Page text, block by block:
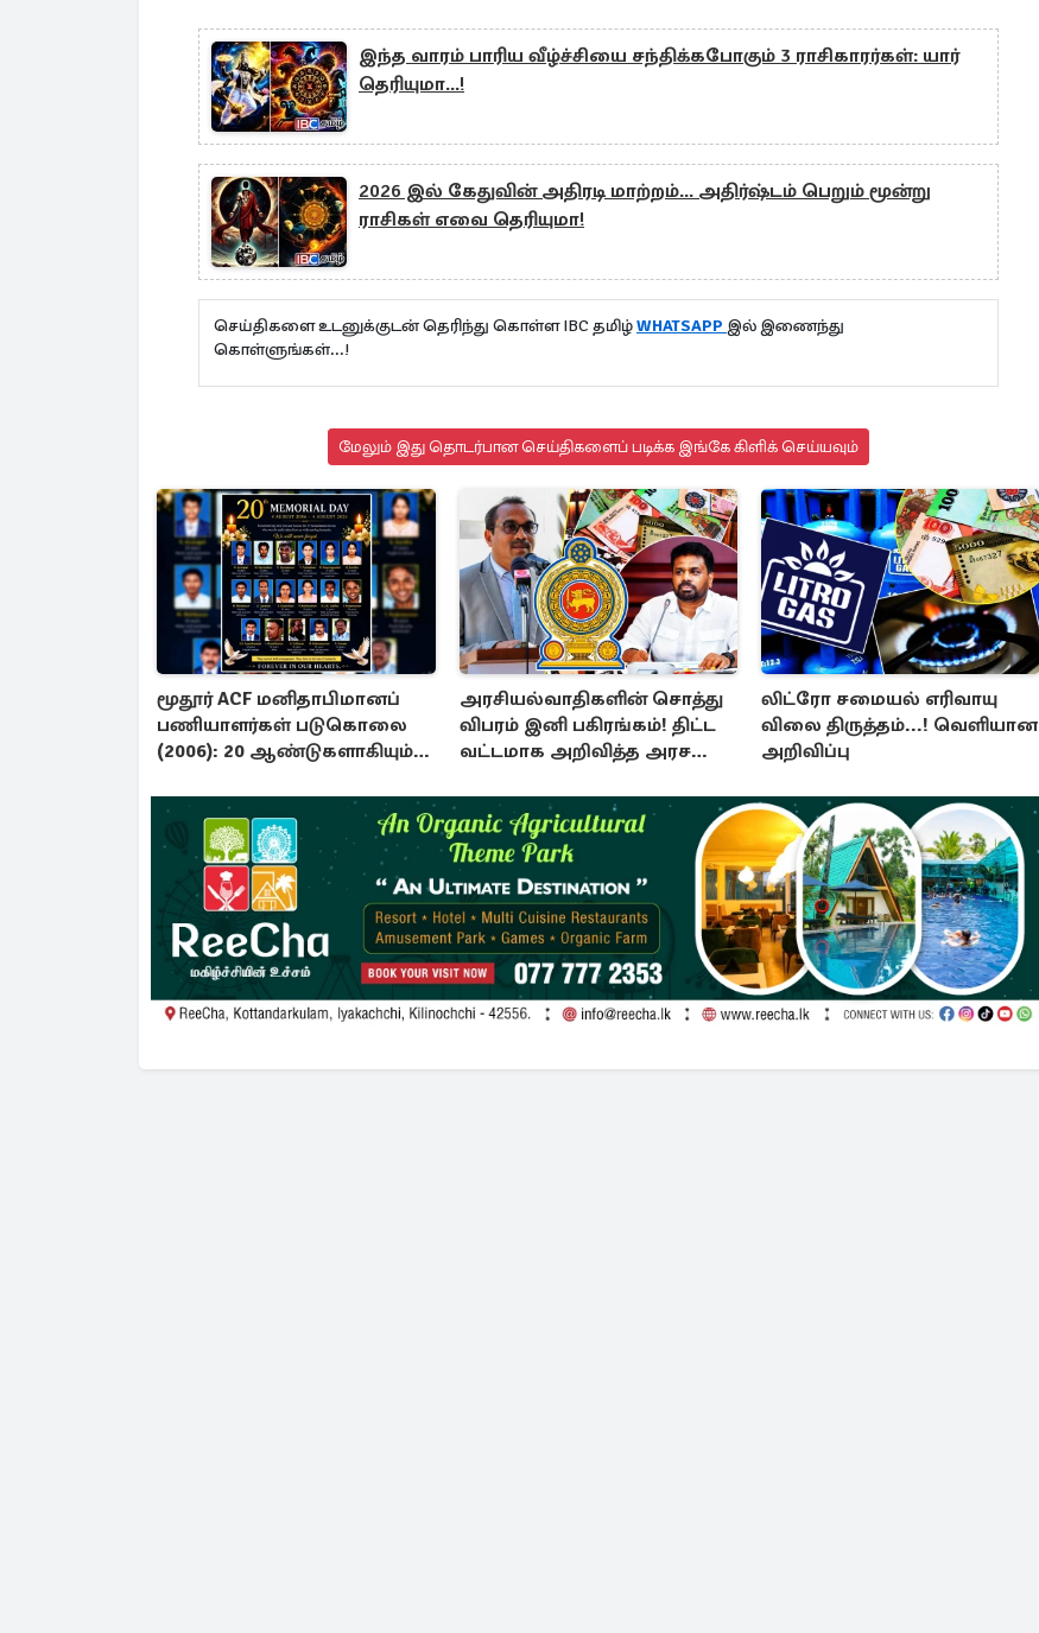
இந்த வாரம் பாரிய வீழ்ச்சியை சந்திக்கபோகும் 3 ராசிகாரர்கள்: யார்
தெரியுமா...!
2026 இல் கேதுவின் அதிரடி மாற்றம்... அதிர்ஷ்டம் பெறும் மூன்று
ராசிகள் எவை தெரியுமா!
செய்திகளை உடனுக்குடன் தெரிந்து கொள்ள IBC தமிழ்WHATSAPP இல் இணைந்து
கொள்ளுங்கள்...!
மேலும் இது தொடர்பான செய்திகளைப் படிக்க இங்கே கிளிக் செய்யவும்
மூதூர் ACF மனிதாபிமானப்
பணியாளர்கள் படுகொலை
(2006): 20 ஆண்டுகளாகியும்
மனிதாபிமானப் பேரவலம்
அரசியல்வாதிகளின் சொத்து
விபரம் இனி பகிரங்கம்! திட்ட
வட்டமாக அறிவித்த அரச
லிட்ரோ சமையல் எரிவாயு
விலை திருத்தம்...! வெளியான
அறிவிப்பு